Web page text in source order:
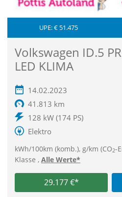
UPE: € 51.475
Volkswagen ID.5
LED KLIMA
14.02.2023
41.813 km
128 kW (174 PS)
Elektro
kWh/100km (komb.), g/km (CO2-
Klasse , Alle Werte*
29.177 €*